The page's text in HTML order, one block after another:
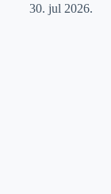
30. jul 2026.